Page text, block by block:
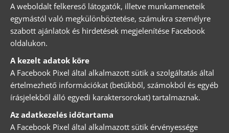
A weboldalt felkereső látogatók, illetve munkameneteik
egymástól való megkülönböztetése, számukra személyre
szabott ajánlatok és hirdetések megjelenítése Facebook
oldalukon.
A kezelt adatok köre
A Facebook Pixel által alkalmazott sütik a szolgáltatás által
értelmezhető információkat (betűkből, számokból és egyéb
írásjelekből álló egyedi karaktersorokat) tartalmaznak.
Az adatkezelés időtartama
A Facebook Pixel által alkalmazott sütik érvényessége